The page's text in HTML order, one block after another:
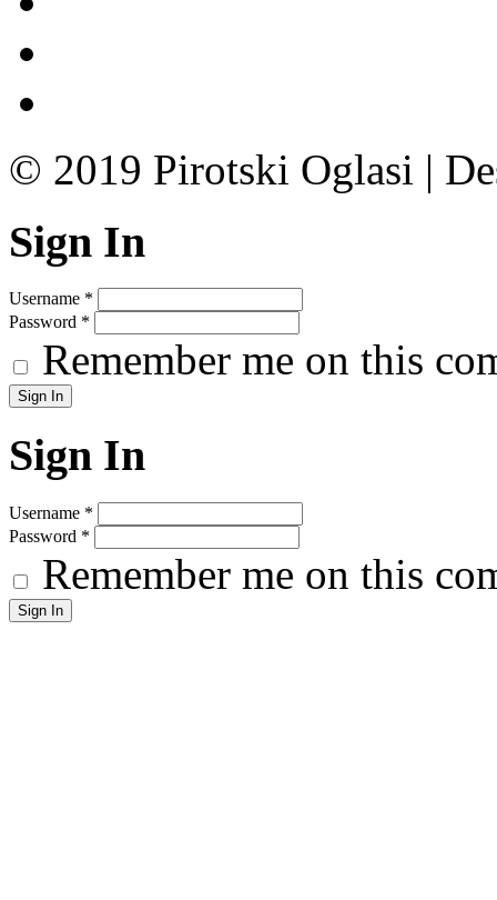
© 2019 Pirotski Oglasi |
Sign In
Username *
Password *
Remember me on this
Sign In
Username *
Password *
Remember me on this